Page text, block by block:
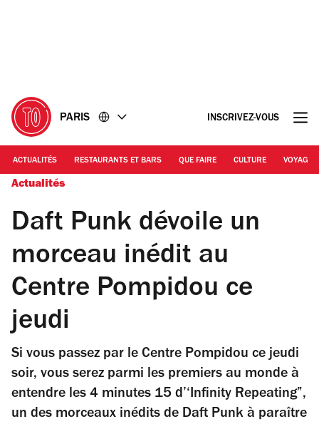
PARIS INSCRIVEZ-VOUS
ACTUALITÉS RESTAURANTS ET BARS QUE FAIRE CULTURE VOYAGE
Actualités
Daft Punk dévoile un
morceau inédit au
Centre Pompidou ce
jeudi
Si vous passez par le Centre Pompidou ce jeudi
soir, vous serez parmi les premiers au monde à
entendre les 4 minutes 15 d’‘Infinity Repeating”,
un des morceaux inédits de Daft Punk à paraître